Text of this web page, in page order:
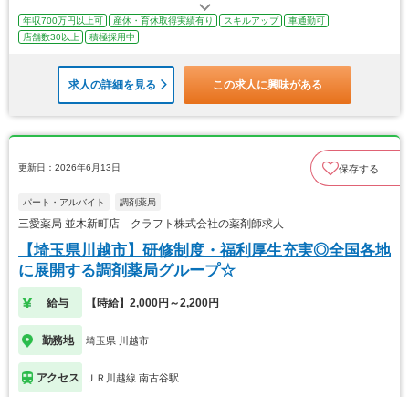
年収700万円以上可 産休・育休取得実績有り スキルアップ
車通勤可
店舗数30以上
積極採用中
求人の詳細を見る この求人に興味がある
更新日：2026年6月13日 保存する
パート・アルバイト 調剤薬局
三愛薬局 並木新町店 クラフト株式会社の薬剤師求人
【埼玉県川越市】研修制度・福利厚生充実◎全国各地
に展開する調剤薬局グループ☆
給与 【時給】2,000円～2,200円
勤務地 埼玉県 川越市
アクセス ＪＲ川越線 南古谷駅